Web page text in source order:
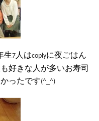
生7 人はcoplyに夜ごはん
好きな人が多いお寿司
ったです(^_^)